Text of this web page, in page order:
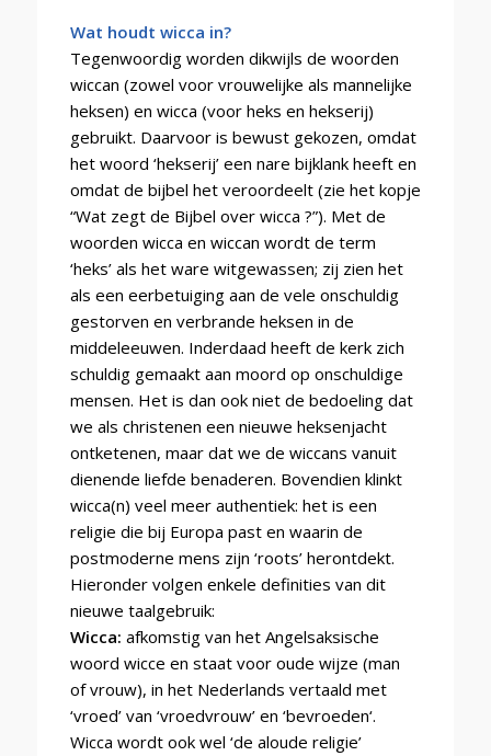
Wat houdt wicca in?
Tegenwoordig worden dikwijls de woorden
wiccan (zowel voor vrouwelijke als mannelijke
heksen) en wicca (voor heks en hekserij)
gebruikt. Daarvoor is bewust gekozen, omdat
het woord ‘hekserij’ een nare bijklank heeft en
omdat de bijbel het veroordeelt (zie het kopje
“Wat zegt de Bijbel over wicca ?”). Met de
woorden wicca en wiccan wordt de term
‘heks’ als het ware witgewassen; zij zien het
als een eerbetuiging aan de vele onschuldig
gestorven en verbrande heksen in de
middeleeuwen. Inderdaad heeft de kerk zich
schuldig gemaakt aan moord op onschuldige
mensen. Het is dan ook niet de bedoeling dat
we als christenen een nieuwe heksenjacht
ontketenen, maar dat we de wiccans vanuit
dienende liefde benaderen. Bovendien klinkt
wicca(n) veel meer authentiek: het is een
religie die bij Europa past en waarin de
postmoderne mens zijn ‘roots’ herontdekt.
Hieronder volgen enkele definities van dit
nieuwe taalgebruik:
Wicca: afkomstig van het Angelsaksische
woord wicce en staat voor oude wijze (man
of vrouw), in het Nederlands vertaald met
‘vroed’ van ‘vroedvrouw’ en ‘bevroeden‘.
Wicca wordt ook wel ‘de aloude religie’